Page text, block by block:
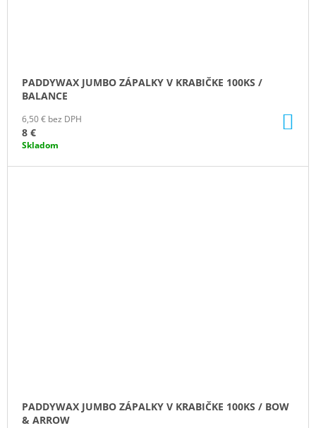
PADDYWAX JUMBO ZÁPALKY V KRABIČKE 100KS /
BALANCE
6,50 € bez DPH
8 €
Skladom
PADDYWAX JUMBO ZÁPALKY V KRABIČKE 100KS / BOW
& ARROW